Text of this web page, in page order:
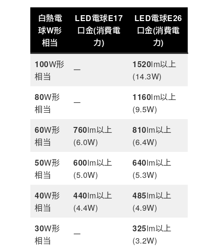
白熱電
球W形
相当
LED電球E17
口金(消費電
力)
LED電球E26
口金(消費電
力)
100W形
相当
ー
1520lm以上
(14.3W)
80W形
相当
ー
1160lm以上
(9.5W)
60W形
相当
760lm以上
(6.0W)
810lm以上
(6.4W)
50W形
相当
600lm以上
(5.0W)
640lm以上
(5.3W)
40W形
相当
440lm以上
(4.4W)
485lm以上
(4.9W)
30W形
相当
ー
325lm以上
(3.2W)